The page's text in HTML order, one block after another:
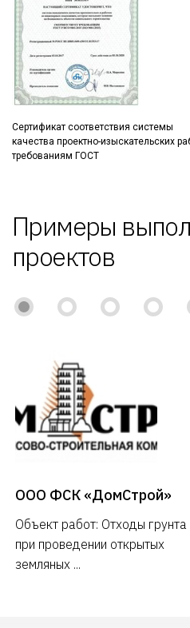
Сертификат соответствия системы
качества проектно-изыскательских
требованиям ГОСТ
Примеры
проектов
ООО ФСК «ДомСтрой»
Объект работ: Отходы грунта
при проведении открытых
земляных ...